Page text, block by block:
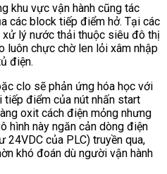
khu vực vận hành cũng tác
các block tiếp điểm hở. Tại các
xử lý nước thải thuộc siêu đô thị
luôn chực chờ len lỏi xâm nhập
điện.
clo sẽ phản ứng hóa học với
điểm của nút nhấn start
oxit cách điện mỏng nhưng
hình này ngăn cản dòng điện
của PLC) truyền qua,
khó đoán dù người vận hành